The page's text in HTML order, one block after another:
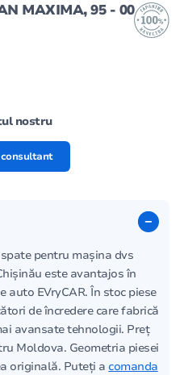
MAXIMA, 95 - 00
nostru
pentru mașina dvs
este avantajos în
auto EVryCAR. În stoc piese
de încredere care fabrică
avansate tehnologii. Preț
Moldova. Geometria piesei
originală. Puteți a comanda